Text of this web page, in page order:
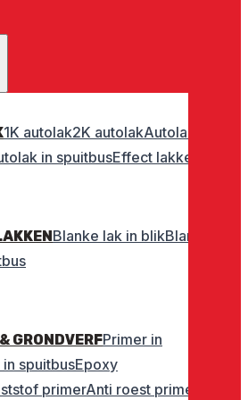
1K autolak2K autolakAutolak
in spuitbusEffect lakken
Blanke lak in blikBlanke
GRONDVERFPrimer in
in spuitbusEpoxy
primerAnti roest primer